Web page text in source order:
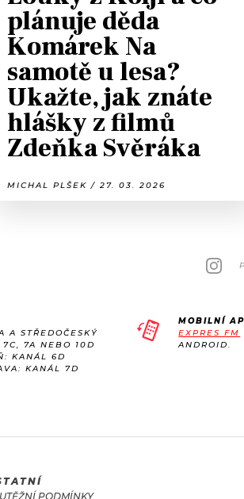
plánuje děda
Komárek Na
samotě u lesa?
Ukažte, jak znáte
hlášky z filmů
Zdeňka Svěráka
MICHAL PLŠEK / 27. 03. 2026
A STŘEDOČESKÝ
7C, 7A NEBO 10D
KANÁL 6D
KANÁL 7D
MOBILNÍ
EXPRES FM
ANDROID.
PODMÍNKY